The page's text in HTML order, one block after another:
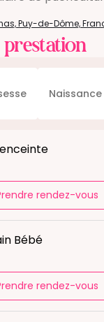
Puy-de-Dôme,
Naissance
rendez-vous
Bébé
rendez-vous